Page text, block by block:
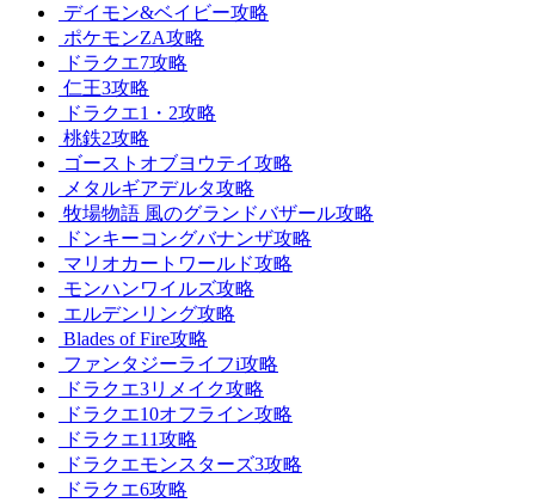
デイモン&ベイビー攻略
ポケモンZA攻略
ドラクエ7攻略
仁王3攻略
ドラクエ1・2攻略
桃鉄2攻略
ゴーストオブヨウテイ攻略
メタルギアデルタ攻略
牧場物語 風のグランドバザール攻略
ドンキーコングバナンザ攻略
マリオカートワールド攻略
モンハンワイルズ攻略
エルデンリング攻略
Blades of Fire攻略
ファンタジーライフi攻略
ドラクエ3リメイク攻略
ドラクエ10オフライン攻略
ドラクエ11攻略
ドラクエモンスターズ3攻略
ドラクエ6攻略